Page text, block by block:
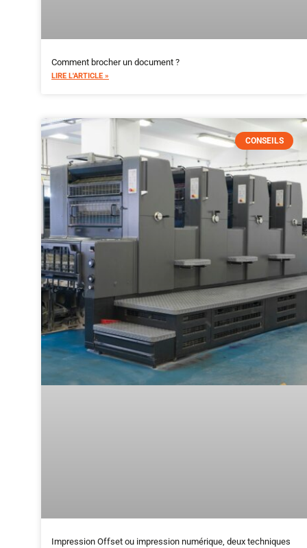
Comment brocher un document ?
LIRE L'ARTICLE »
CONSEILS
Impression Offset ou impression numérique, deux techniques